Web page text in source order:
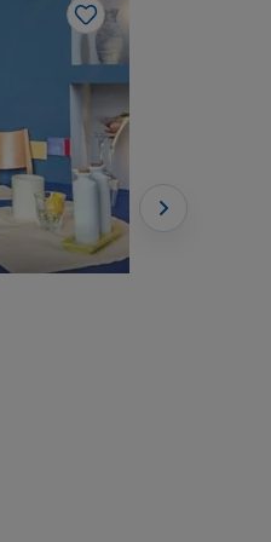
Like